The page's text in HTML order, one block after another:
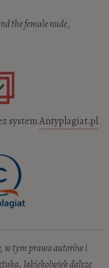
the female nude,
systemAntyplagiat.pl
w tym prawa autorów i
Jakiekolwiek dalsze